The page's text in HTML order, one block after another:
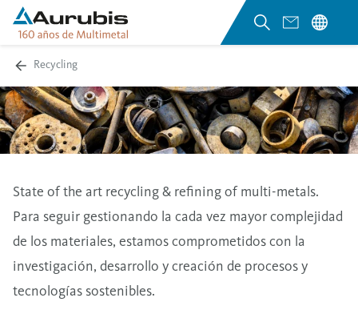
Recycling
State of the art recycling & refining of multi-metals.
Para seguir gestionando la cada vez mayor complejidad
de los materiales, estamos comprometidos con la
investigación, desarrollo y creación de procesos y
tecnologías sostenibles.